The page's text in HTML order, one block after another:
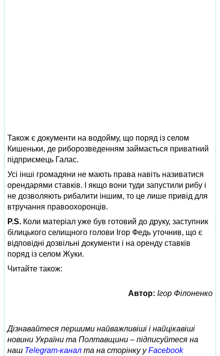
Також є документи на водойму, що поряд із селом
Кишеньки, де риборозведенням займається приватний
підприємець Галас.
Усі інші громадяни не мають права навіть називатися
орендарями ставків. І якщо вони туди запустили рибу і
не дозволяють рибалити іншим, то це лише привід для
втручання правоохоронців.
P.S. Коли матеріал уже був готовий до друку, заступник
білицького селищного голови Ігор Федь уточнив, що є
відповідні дозвільні документи і на оренду ставків
поряд із селом Жуки.
Читайте також:
Автор: Ігор Філоненко
Дізнавайтеся першими найважливіші і найцікавіші
новини України та Полтавщини – підписуйтеся на
наш Telegram-канал та на сторінку уFacebook